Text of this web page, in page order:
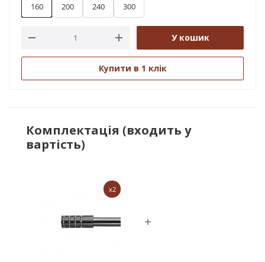
160 200 240 300
У кошик
Купити в 1 клік
Комплектація (входить у
вартість)
x2